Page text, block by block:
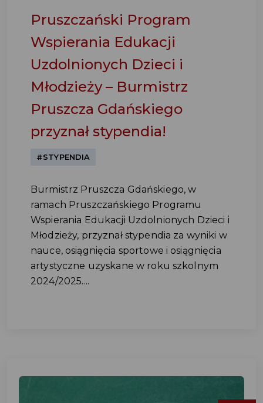
Pruszczański Program
Wspierania Edukacji
Uzdolnionych Dzieci i
Młodzieży – Burmistrz
Pruszcza Gdańskiego
przyznał stypendia!
#STYPENDIA
Burmistrz Pruszcza Gdańskiego, w
ramach Pruszczańskiego Programu
Wspierania Edukacji Uzdolnionych Dzieci i
Młodzieży, przyznał stypendia za wyniki w
nauce, osiągnięcia sportowe i osiągnięcia
artystyczne uzyskane w roku szkolnym
2024/2025....